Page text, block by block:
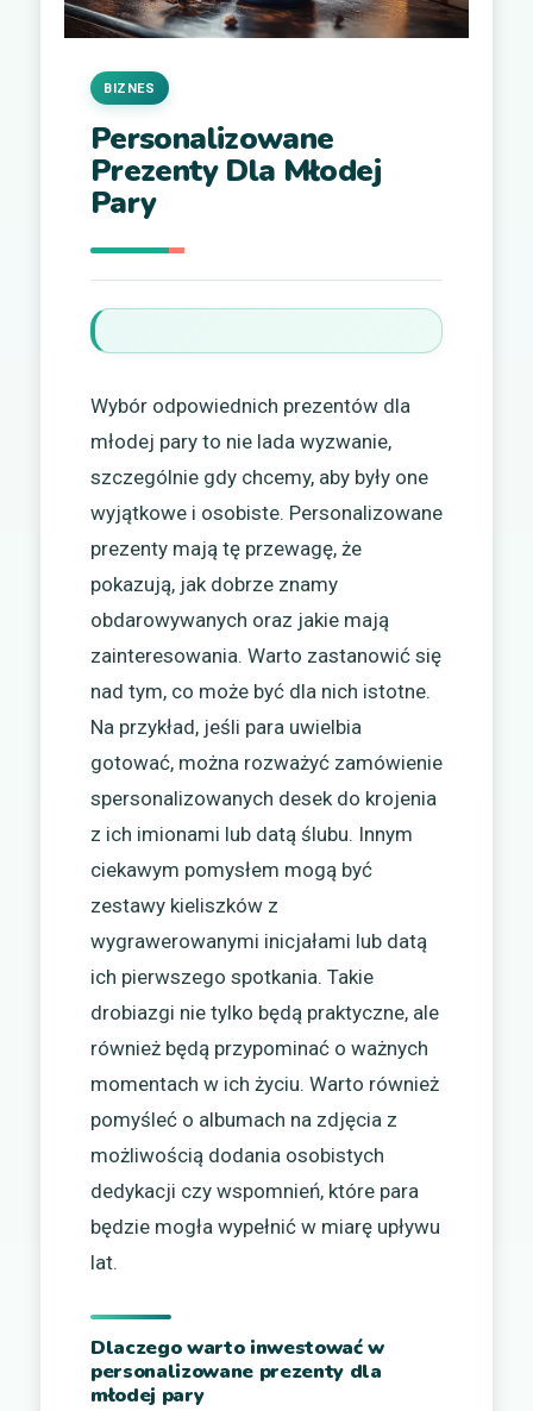
Personalizowane
Prezenty Dla Młodej
Pary
BIZNES
Wybór odpowiednich prezentów dla
młodej pary to nie lada wyzwanie,
szczególnie gdy chcemy, aby były one
wyjątkowe i osobiste. Personalizowane
prezenty mają tę przewagę, że
pokazują, jak dobrze znamy
obdarowywanych oraz jakie mają
zainteresowania. Warto zastanowić się
nad tym, co może być dla nich istotne.
Na przykład, jeśli para uwielbia
gotować, można rozważyć zamówienie
spersonalizowanych desek do krojenia
z ich imionami lub datą ślubu. Innym
ciekawym pomysłem mogą być
zestawy kieliszków z
wygrawerowanymi inicjałami lub datą
ich pierwszego spotkania. Takie
drobiazgi nie tylko będą praktyczne, ale
również będą przypominać o ważnych
momentach w ich życiu. Warto również
pomyśleć o albumach na zdjęcia z
możliwością dodania osobistych
dedykacji czy wspomnień, które para
będzie mogła wypełnić w miarę upływu
lat.
Dlaczego warto inwestować w
personalizowane prezenty dla
młodej pary